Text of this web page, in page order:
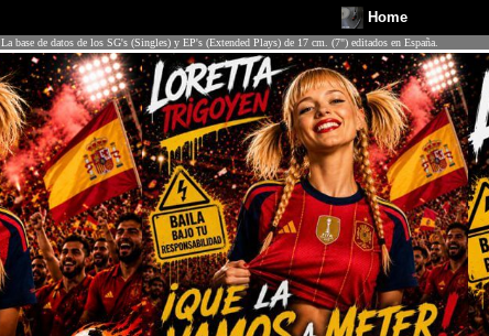
Home
La base de datos de los SG's (Singles) y EP's (Extended Plays) de 17 cm. (7") editados en España.